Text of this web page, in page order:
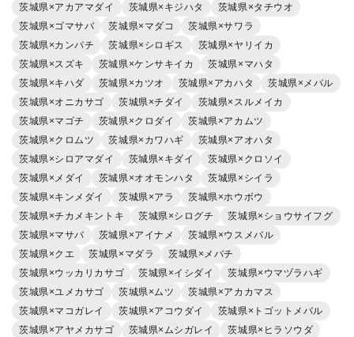
茨城県×アカアマダイ
茨城県×キジハタ
茨城県×タチウオ
茨城県×ゴマサバ
茨城県×マダコ
茨城県×サワラ
茨城県×カンパチ
茨城県×シロギス
茨城県×ヤリイカ
茨城県×スズキ
茨城県×ケンサキイカ
茨城県×マハタ
茨城県×キハダ
茨城県×カツオ 茨城県×アカハタ
茨城県×メバル
茨城県×オニカサゴ
茨城県×チダイ
茨城県×スルメイカ
茨城県×マゴチ
茨城県×クロダイ
茨城県×アカムツ
茨城県×クロムツ
茨城県×カワハギ
茨城県×アオハタ
茨城県×シロアマダイ
茨城県×キダイ
茨城県×クロソイ
茨城県×メダイ
茨城県×オオモンハタ
茨城県×シイラ
茨城県×キンメダイ
茨城県×アラ
茨城県×ホウボウ
茨城県×チカメキントキ
茨城県×シログチ
茨城県×ショウサイフグ
茨城県×マサバ
茨城県×アイナメ
茨城県×ウスメバル
茨城県×クエ
茨城県×マダラ
茨城県×メバチ
茨城県×ウッカリカサゴ
茨城県×イシダイ
茨城県×ウマヅラハギ
茨城県×ユメカサゴ
茨城県×ムツ
茨城県×アカカマス
茨城県×マコガレイ
茨城県×アコウダイ
茨城県×トゴットメバル
茨城県×アヤメカサゴ
茨城県×ムシガレイ
茨城県×ヒラソウダ